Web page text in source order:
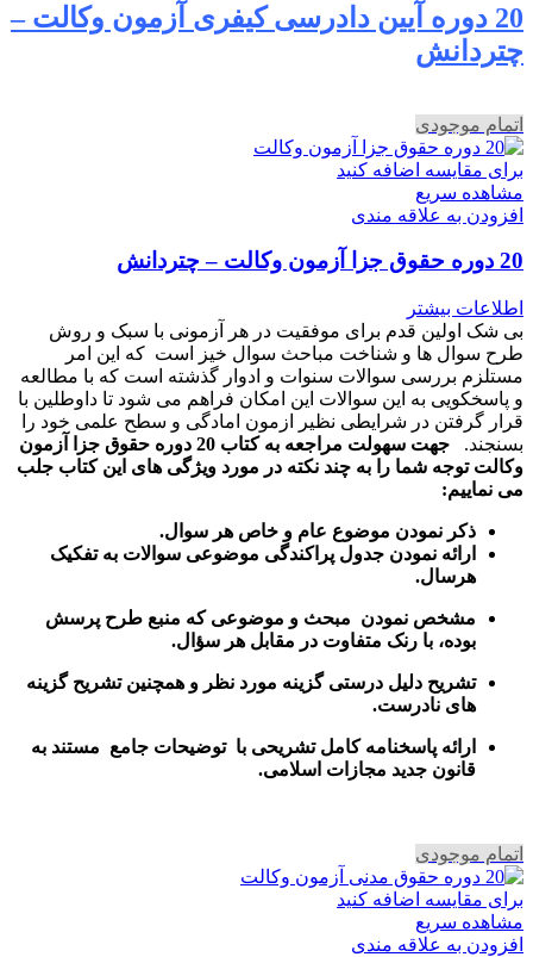
20 دوره آیین دادرسی کیفری آزمون وکالت –
چتردانش
اتمام موجودی
برای مقایسه اضافه کنید
مشاهده سریع
افزودن به علاقه مندی
20 دوره حقوق جزا آزمون وکالت – چتردانش
اطلاعات بیشتر
بی شک اولین قدم برای موفقیت در هر آزمونی با سبک و روش
طرح سوال ها و شناخت مباحث سوال خیز است که این امر
مستلزم بررسی سوالات سنوات و ادوار گذشته است که با مطالعه
و پاسخکویی به این سوالات این امکان فراهم می شود تا داوطلین با
قرار گرفتن در شرایطی نظیر ازمون امادگی و سطح علمی خود را
بسنجند.
جهت سهولت مراجعه به کتاب 20 دوره حقوق جزا آزمون
وکالت توجه شما را به چند نکته در مورد ویژگی های این کتاب جلب
می نماییم:
ذکر نمودن موضوع عام و خاص هر سوال.
ارائه نمودن جدول پراکندگی موضوعی سوالات به تفکیک
هرسال.
مشخص نمودن مبحث و موضوعی که منبع طرح پرسش
بوده، با رنک متفاوت در مقابل هر سؤال.
تشریح دلیل درستی گزینه مورد نظر و همچنین تشریح گزینه
های نادرست.
ارائه پاسخنامه کامل تشریحی با توضیحات جامع مستند به
قانون جدید مجازات اسلامی.
اتمام موجودی
برای مقایسه اضافه کنید
مشاهده سریع
افزودن به علاقه مندی